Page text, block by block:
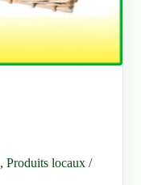
,Produits locaux /